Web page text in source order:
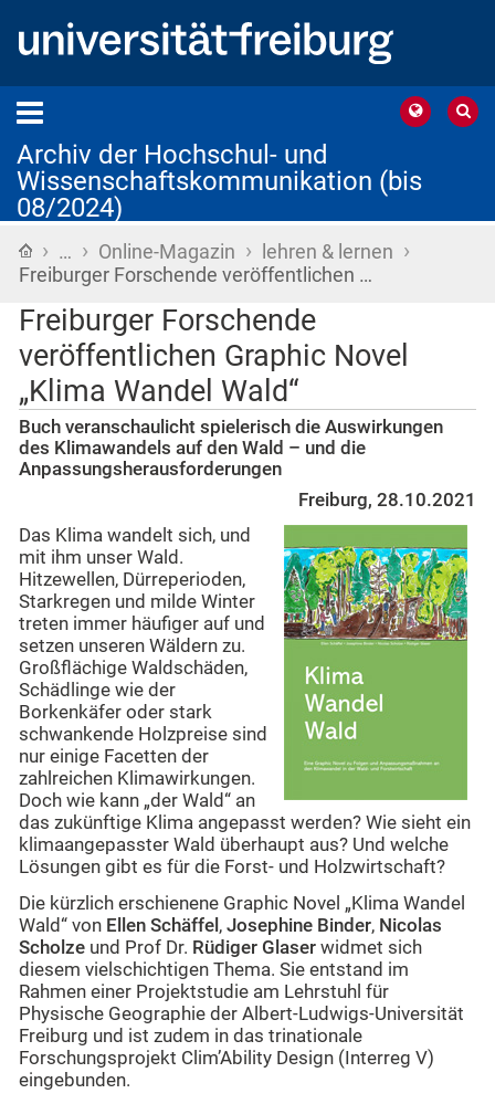
Archiv der Hochschul- und
Wissenschaftskommunikation (bis
08/2024)
Startseite
› … › Online-Magazin › lehren & lernen ›
Freiburger Forschende veröffentlichen …
Freiburger Forschende
veröffentlichen Graphic Novel
„Klima Wandel Wald“
Buch veranschaulicht spielerisch die Auswirkungen
des Klimawandels auf den Wald – und die
Anpassungsherausforderungen
Freiburg, 28.10.2021
Das Klima wandelt sich, und
mit ihm unser Wald.
Hitzewellen, Dürreperioden,
Starkregen und milde Winter
treten immer häufiger auf und
setzen unseren Wäldern zu.
Großflächige Waldschäden,
Schädlinge wie der
Borkenkäfer oder stark
schwankende Holzpreise sind
nur einige Facetten der
zahlreichen Klimawirkungen.
Doch wie kann „der Wald“ an
das zukünftige Klima angepasst werden? Wie sieht ein
klimaangepasster Wald überhaupt aus? Und welche
Lösungen gibt es für die Forst- und Holzwirtschaft?
Die kürzlich erschienene Graphic Novel „Klima Wandel
Wald“ von Ellen Schäffel , Josephine Binder, Nicolas
Scholze und Prof Dr. Rüdiger Glaser widmet sich
diesem vielschichtigen Thema. Sie entstand im
Rahmen einer Projektstudie am Lehrstuhl für
Physische Geographie der Albert-Ludwigs-Universität
Freiburg und ist zudem in das trinationale
Forschungsprojekt Clim’Ability Design (Interreg V)
eingebunden.